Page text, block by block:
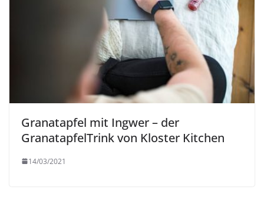
Granatapfel mit Ingwer – der
GranatapfelTrink von Kloster Kitchen
14/03/2021